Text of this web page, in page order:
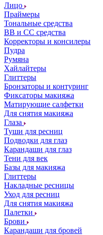
Лицо
Праймеры
Тональные средства
ВВ и СС средства
Корректоры и консилеры
Пудра
Румяна
Хайлайтеры
Глиттеры
Бронзаторы и контуринг
Фиксаторы макияжа
Матирующие салфетки
Для снятия макияжа
Глаза
Туши для ресниц
Подводки для глаз
Карандаши для глаз
Тени для век
Базы для макияжа
Глиттеры
Накладные ресницы
Уход для ресниц
Для снятия макияжа
Палетки
Брови
Карандаши для бровей